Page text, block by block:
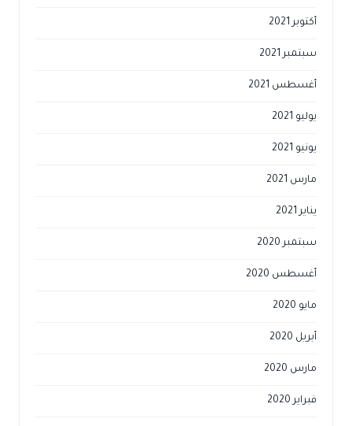
أكتوبر 2021
سبتمبر 2021
أغسطس 2021
يوليو 2021
يونيو 2021
مارس 2021
يناير 2021
سبتمبر 2020
أغسطس 2020
مايو 2020
أبريل 2020
مارس 2020
فبراير 2020